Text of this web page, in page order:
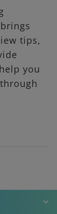
tips,
you